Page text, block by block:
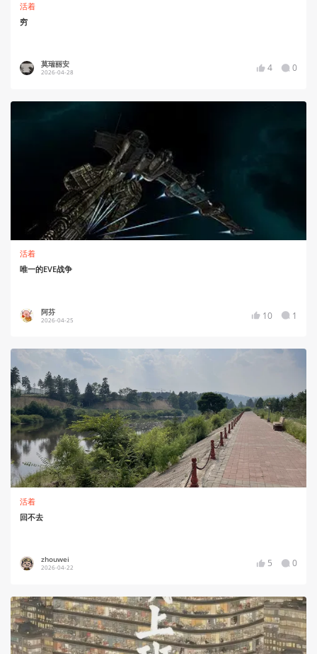
活着
穷
莫瑞丽安
2026-04-28 4 0
活着
唯一的EVE战争
阿芬
2026-04-25 10 1
活着
回不去
zhouwei
2026-04-22 5 0